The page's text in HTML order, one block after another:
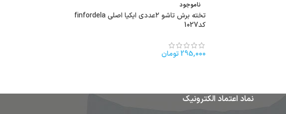
ناموجود
تخته برش تاشو ۲عددی ایکیا اصلی finfordela
کد1027
295,000 تومان
نماد اعتماد الکترونیک